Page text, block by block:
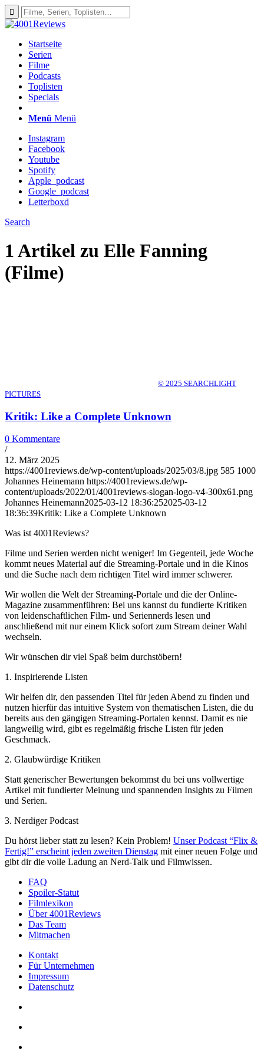
Startseite
Serien
Filme
Podcasts
Toplisten
Specials
Menü Menü
Instagram
Facebook
Youtube
Spotify
Apple_podcast
Google_podcast
Letterboxd
Search
1 Artikel zu Elle Fanning
(Filme)
© 2025 SEARCHLIGHT
PICTURES
Kritik: Like a Complete Unknown
0 Kommentare
/
12. März 2025
https://4001reviews.de/wp-content/uploads/2025/03/8.jpg 585 1000
Johannes Heinemann https://4001reviews.de/wp-
content/uploads/2022/01/4001reviews-slogan-logo-v4-300x61.png
Johannes Heinemann2025-03-12 18:36:252025-03-12
18:36:39Kritik: Like a Complete Unknown
Was ist 4001Reviews?
Filme und Serien werden nicht weniger! Im Gegenteil, jede Woche
kommt neues Material auf die Streaming-Portale und in die Kinos
und die Suche nach dem richtigen Titel wird immer schwerer.
Wir wollen die Welt der Streaming-Portale und die der Online-
Magazine zusammenführen: Bei uns kannst du fundierte Kritiken
von leidenschaftlichen Film- und Seriennerds lesen und
anschließend mit nur einem Klick sofort zum Stream deiner Wahl
wechseln.
Wir wünschen dir viel Spaß beim durchstöbern!
1. Inspirierende Listen
Wir helfen dir, den passenden Titel für jeden Abend zu finden und
nutzen hierfür das intuitive System von thematischen Listen, die du
bereits aus den gängigen Streaming-Portalen kennst. Damit es nie
langweilig wird, gibt es regelmäßig frische Listen für jeden
Geschmack.
2. Glaubwürdige Kritiken
Statt generischer Bewertungen bekommst du bei uns vollwertige
Artikel mit fundierter Meinung und spannenden Insights zu Filmen
und Serien.
3. Nerdiger Podcast
Du hörst lieber statt zu lesen? Kein Problem! Unser Podcast “Flix &
Fertig!” erscheint jeden zweiten Dienstag mit einer neuen Folge und
gibt dir die volle Ladung an Nerd-Talk und Filmwissen.
FAQ
Spoiler-Statut
Filmlexikon
Über 4001Reviews
Das Team
Mitmachen
Kontakt
Für Unternehmen
Impressum
Datenschutz